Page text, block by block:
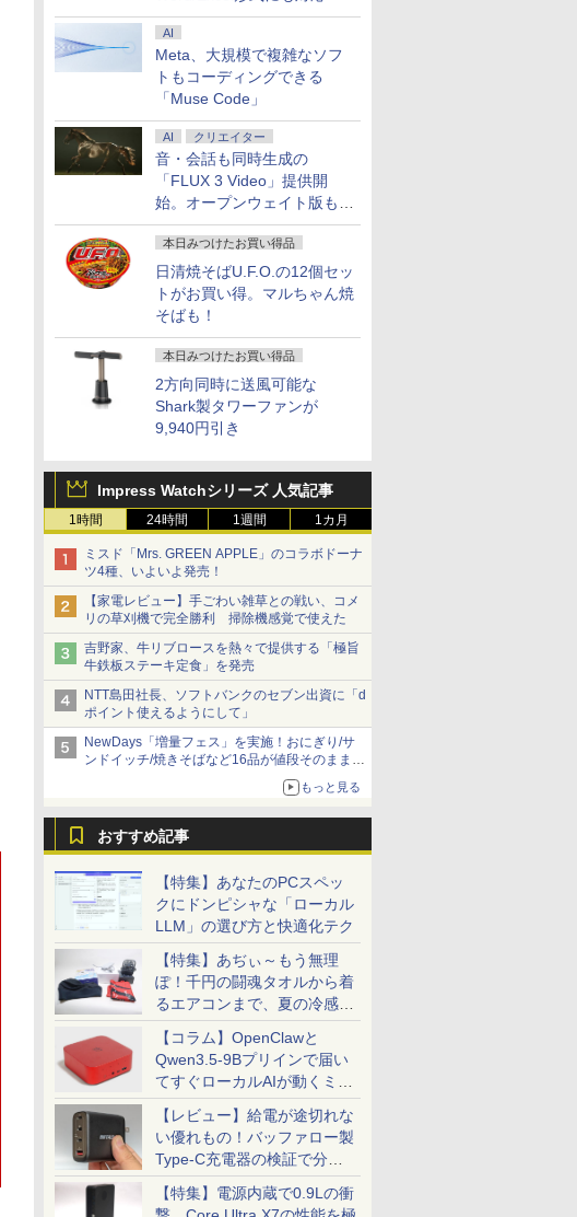
AI
Meta、大規模で複雑なソフ
トもコーディングできる
「Muse Code」
AI クリエイター
音・会話も同時生成の
「FLUX 3 Video」提供開
始。オープンウェイト版も計
画
本日みつけたお買い得品
日清焼そばU.F.O.の12個セッ
トがお買い得。マルちゃん焼
そばも！
本日みつけたお買い得品
2方向同時に送風可能な
Shark製タワーファンが
9,940円引き
Impress Watchシリーズ 人気記事
1時間 24時間 1週間 1カ月
ミスド「Mrs. GREEN APPLE」のコラボドーナ
ツ4種、いよいよ発売！
【家電レビュー】手ごわい雑草との戦い、コメ
リの草刈機で完全勝利 掃除機感覚で使えた
吉野家、牛リブロースを熱々で提供する「極旨
牛鉄板ステーキ定食」を発売
NTT島田社長、ソフトバンクのセブン出資に「d
ポイント使えるようにして」
NewDays「増量フェス」を実施！おにぎり/サ
ンドイッチ/焼きそばなど16品が値段そのままで
もっと見る
おすすめ記事
【特集】あなたのPCスペッ
クにドンピシャな「ローカル
LLM」の選び方と快適化テク
【特集】あぢぃ～もう無理
ぽ！千円の闘魂タオルから着
るエアコンまで、夏の冷感グ
ッズ一挙紹介
【コラム】OpenClawと
Qwen3.5-9Bプリインで届い
てすぐローカルAIが動くミニ
PC「SER9 Pro」
【レビュー】給電が途切れな
い優れもの！バッファロー製
Type-C充電器の検証で分か
ったこと
【特集】電源内蔵で0.9Lの衝
Dynabook S73 薄型軽
量13.3型約1.2kg フル
HD1920x1080 第10世
代Core i7-10510U
NVMeSSD256GB メモ
リ8GB IRカメラ顔認証
Type-C Wi-
Bluetooth5.2 HDMI
【期間限定 ポイント
UP＆クーポン配布】
Lenovo Chromebook
Duet EDU G2 2in1 ノ
ートパソコン
83HKS00M00
ChromeOS MediaTek
Kompanio 838 メモリ
4GB eMMC64GB
￥29,800
8
中古ノートパソコン
DELL Latitude 5310
Core i5-10310U
Windows11 Pro Office
2024付き メモリ16GB
SSD512GB 13.3型
Bluetooth HDMI 軽量
モバイル ビジネス 在宅
勤務 学生向け
￥27,800
【中古ゲーミングPC】
新品ケース使用 /
GeForce RTX 2060 /
Core i7-8700 / 16GB /
2.5" SSD 500GB /
Windows11
●ミニPC【AMD
Ryzen 7 6800H搭載 高
性能8C/16T】
ACEMAGIC ミニパソ
コン mini pc 小型PC
2.5G LAN LPDDR5
32+1TB SSD 3画面4K
対応 Radeon 680M 最
大3.7GHz 小型 静音
￥76,800
8
超得2,000円OFF&P2倍
｜楽天1位｜最大180日
保証｜Core i5 第8世代
｜富士通 中古デスクト
ップパソコン
Windows11 office付き
｜メモリ8GB
SSD256GB
HDD500GB｜ デスク
￥29,800
ARZOPA モバイルモ
ニター 14インチ FHD
1080P IPS USB-C
mini HDMI 約500g
＼期間限定2000円値下
げ／【モバイルモニタ
ー専用鞄付き】モバイ
ルモニター 15.6インチ
パソコンケース モバイ
ルディスプレイ ポータ
ブルモニター IPS液晶パ
ネル 非光沢 薄型 軽量
PS4/XBOX/Switch/PC/Mac
￥12,980
8
AOC ゲーミングモニ
ター 24G11ZE/11 Fast
IPS/240/0.3ms ［23.8
型 / フル
HD(1920×1080) / ワイ
ド］
￥14,200